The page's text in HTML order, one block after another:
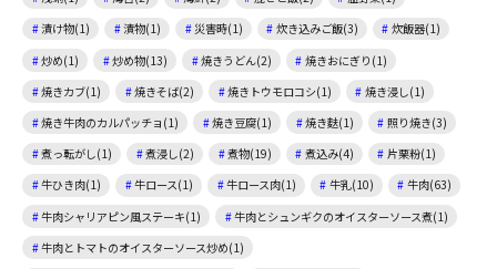
漬け物(1)
漬物(1) 災害時(1) 炊き込みご飯(3)
炊飯器(1)
炒め(1)
炒め物(13) 焼きうどん(2)
焼きおにぎり(1)
焼きカブ(1)
焼きそば(2) 焼きトウモロコシ(1)
焼き浸し(1)
焼き牛肉のカルパッチョ(1)
焼き豆腐(1) 焼き麩(1)
照り焼き(3)
煮っ転がし(1)
煮浸し(2) 煮物(19) 煮込み(4)
片栗粉(1)
牛ひき肉(1)
牛ロース(1) 牛ロース肉(1) 牛乳(10)
牛肉(63)
牛肉シャリアピン風ステーキ(1)
牛肉とシュンギクのオイスターソース煮(1)
牛肉とトマトのオイスターソース炒め(1)